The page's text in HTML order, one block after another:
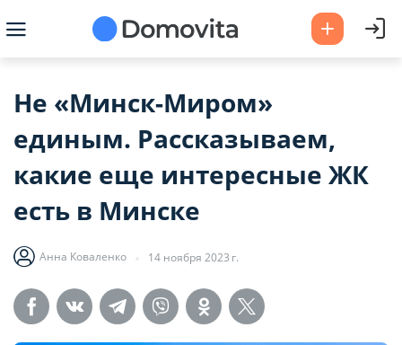
Не «Минск-Миром»
единым. Рассказываем,
какие еще интересные ЖК
есть в Минске
Анна Коваленко 14 ноября 2023 г.